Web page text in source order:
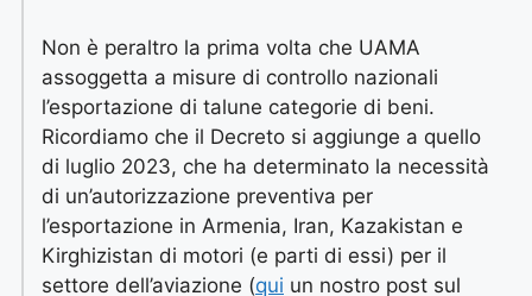
Non è peraltro la prima volta che UAMA
assoggetta a misure di controllo nazionali
l’esportazione di talune categorie di beni.
Ricordiamo che il Decreto si aggiunge a quello
di luglio 2023, che ha determinato la necessità
di un’autorizzazione preventiva per
l’esportazione in Armenia, Iran, Kazakistan e
Kirghizistan di motori (e parti di essi) per il
settore dell’aviazione (qui un nostro post sul